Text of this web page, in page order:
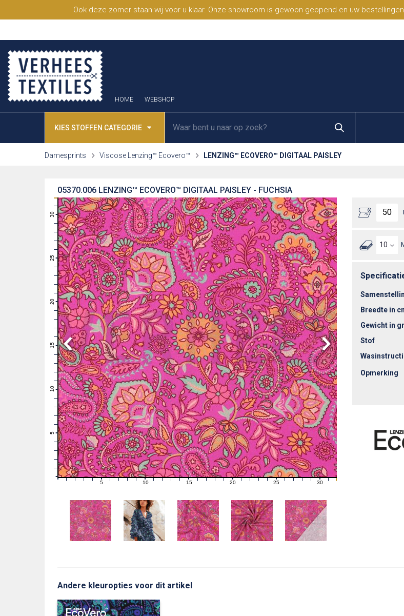
Ook deze zomer staan wij voor u klaar. Onze showroom is gewoon geopend en uw
HOME WEBSHOP
KIES STOFFEN CATEGORIE
Damesprints Viscose Lenzing™ Ecovero™ LENZING™ ECOVERO™ DIGITAAL PAISLEY
LENZING™ ECOVERO™ DIGITAAL PAISLEY - FUCHSIA
05370.006
0
1
2
3
4
5
6
7
8
9
10
11
12
13
14
15
16
17
18
19
20
21
22
23
24
25
26
27
28
29
30
31
0 1 2 3 4 5 6 7 8 9 10 11 12 13 14 15 16 17 18 19 20 21 22 23 24 25 26 27 28 29 30 31
Breedte in
Gewicht in
Stof
Opmerking
Andere kleuropties voor dit artikel